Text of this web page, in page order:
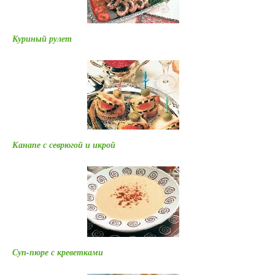
Куриный рулет
Канапе с севрюгой и икрой
Суп-пюре с креветками